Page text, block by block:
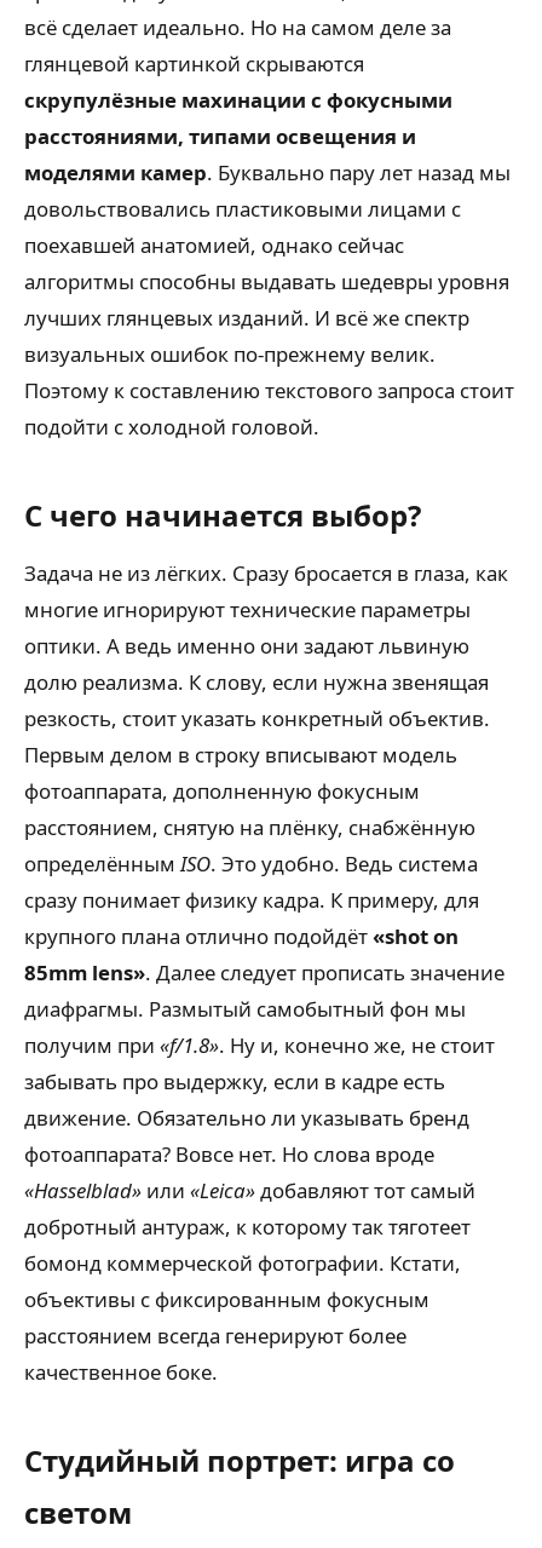
всё сделает идеально. Но на самом деле за
глянцевой картинкой скрываются
скрупулёзные махинации с фокусными
расстояниями, типами освещения и
моделями камер. Буквально пару лет назад мы
довольствовались пластиковыми лицами с
поехавшей анатомией, однако сейчас
алгоритмы способны выдавать шедевры уровня
лучших глянцевых изданий. И всё же спектр
визуальных ошибок по-прежнему велик.
Поэтому к составлению текстового запроса стоит
подойти с холодной головой.
С чего начинается выбор?
Задача не из лёгких. Сразу бросается в глаза, как
многие игнорируют технические параметры
оптики. А ведь именно они задают львиную
долю реализма. К слову, если нужна звенящая
резкость, стоит указать конкретный объектив.
Первым делом в строку вписывают модель
фотоаппарата, дополненную фокусным
расстоянием, снятую на плёнку, снабжённую
определённымISO. Это удобно. Ведь система
сразу понимает физику кадра. К примеру, для
крупного плана отлично подойдёт«shot on
85mm lens». Далее следует прописать значение
диафрагмы. Размытый самобытный фон мы
получим при «f/1.8». Ну и, конечно же, не стоит
забывать про выдержку, если в кадре есть
движение. Обязательно ли указывать бренд
фотоаппарата? Вовсе нет. Но слова вроде
«Hasselblad» или «Leica»добавляют тот самый
добротный антураж, к которому так тяготеет
бомонд коммерческой фотографии. Кстати,
объективы с фиксированным фокусным
расстоянием всегда генерируют более
качественное боке.
Студийный портрет: игра со
светом